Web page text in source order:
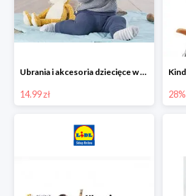
Ubrania i akcesoria dziecięce w Lidlu Online od 14,99 zł
14.99 zł 28%